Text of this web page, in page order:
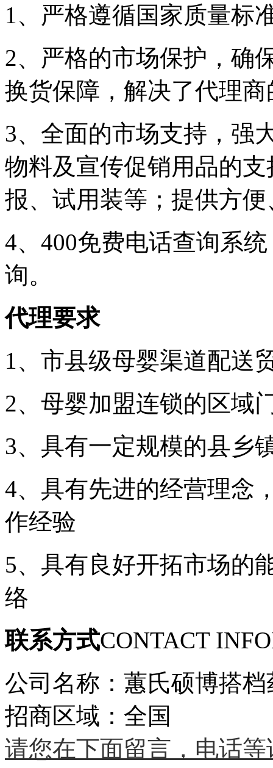
1、严格遵循国家质量标
2、严格的市场保护，确
换货保障，解决了代理
3、全面的市场支持，强
物料及宣传促销用品的
报、试用装等；提供方
4、400免费电话查询系
询。
代理要求
1、市县级母婴渠道配送
2、母婴加盟连锁的区域
3、具有一定规模的县乡
4、具有先进的经营理念
作经验
5、具有良好开拓市场的
络
联系方式CONTACT
公司名称：蕙氏硕博搭
招商区域：全国
请您在下面留言，电话